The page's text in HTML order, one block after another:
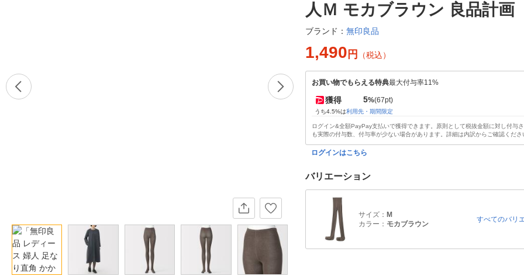
人Ｍ モカブラウン 良品計画
ブランド： 無印良品
1,490 円 （税込）
お買い物でもらえる特典最大付与率11%
獲得 5%(67pt)
うち4.5%は利用先・期間限定
ログイン&全額PayPay支払いで獲得できます。原則として税抜金額に対し付与
も実際の付与数、付与率が少ない場合があります。詳細は内訳からご確認くださ
ログインはこちら
バリエーション
サイズ： M
カラー： モカブラウン
すべてのバリ